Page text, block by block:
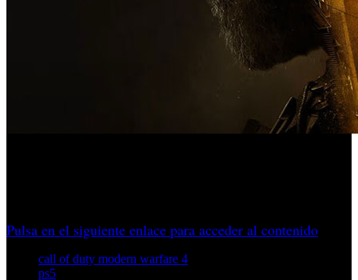
Pulsa en el siguiente enlace para acceder al contenido
call of duty modern warfare 4
ps5